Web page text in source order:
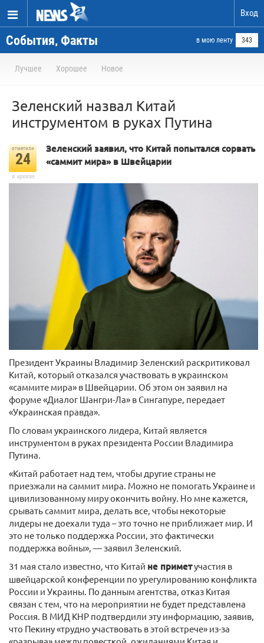
Вход
События, Факты в мою ленту 343
Лучшее Хорошее Новое
Зеленский назвал Китай
инструментом в руках Путина
отметили
24
в архиве
Зеленский заявил, что Китай попытался сорвать
«саммит мира» в Швейцарии
Президент Украины Владимир Зеленский раскритиковал
Китай, который отказался участвовать в украинском
«саммите мира» в Швейцарии. Об этом он заявил на
форуме «Диалог Шангри-Ла» в Сингапуре, передает
«Украинская правда».
По словам украинского лидера, Китай является
инструментом в руках президента России Владимира
Путина.
«Китай работает над тем, чтобы другие страны не
приезжали на саммит мира. Можно не помогать Украине и
цивилизованному миру окончить войну. Но мне кажется,
срывать саммит мира, делать все, чтобы некоторые
лидеры не доехали туда – это точно не приближает мир. И
это не только поддержка России, это фактически
поддержка войны», — заявил Зеленский.
31 мая стало известно, что Китай не приметучастия в
швейцарской конференции по урегулированию конфликта
России и Украины. По данным агентства, отказ Китая
связан с тем, что на мероприятии не будет представлена
Россия. В МИД КНР подтвердили эту информацию, заявив,
что Пекину «трудно участвовать в этой встрече» из-за